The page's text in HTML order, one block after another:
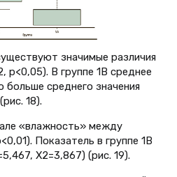
значимые различия
p<0,05). В группе 1В среднее
больше среднего значения
18).
«влажность» между
Показатель в группе 1В
X2=3,867) (рис. 19).